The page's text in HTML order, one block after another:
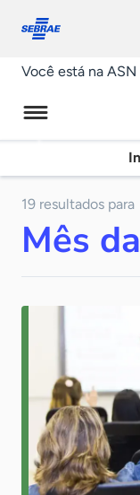
conosco
Você está na ASN
19 resultados para
Mês